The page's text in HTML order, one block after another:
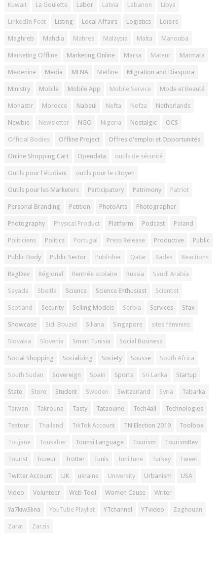
Kuwait La Goulette Labor Latvia Lebanon Libya
LinkedIn Post Listing Local Affairs Logistics Loisirs
Maghreb Mahdia Mahres Malaysia Malta Manouba
Marketing Offline Marketing Online Marsa Mateur Matmata
Medenine Media MENA Metline Migration and Diaspora
Ministry Mobile Mobile App Mobile Service Mode et Beauté
Monastir Morocco Nabeul Nefta Nefza Netherlands
Newbie Newsletter NGO Nigeria Nostalgic OCS
Official Bodies Offline Project Offres d'emploi et Opportunités
Online Shopping Cart Opendata outils de sécurité
Outils pour l'étudiant outils pour le citoyen
Outils pour les Marketers Participatory Patrimony Patriot
Personal Branding Petition PhotoArts Photographer
Photography Physical Product Platform Podcast Poland
Politiciens Politics Portugal Press Release Productive Public
Public Body Public Sector Publisher Qatar Rades Reactions
RegDev Régional Rentrée scolaire Russia Saudi Arabia
Sayada Sbeitla Science Science Enthusiast Scientist
Scotland Security Selling Models Serbia Services Sfax
Showcase Sidi Bouzid Siliana Singapore sites féminins
Slovakia Slovenia Smart Tunisia Social Business
Social Shopping Socializing Society Sousse South Africa
South Sudan Sovereign Spain Sports Sri Lanka Startup
State Store Student Sweden Switzerland Syria Tabarka
Taiwan Takrouna Tasty Tataouine Tech4all Technologies
Testour Thailand TikTok Account TN Election 2019 Toolbox
Toujane Toukaber Tounsi Language Tourism TourismRev
Tourist Tozeur Trotter Tunis TuniTune Turkey Tweet
Twitter Account UK ukraine University Urbanism USA
Video Volunteer Web Tool Women Cause Writer
Ya7kiw3lina YouTube Playlist YTchannel YTvideo Zaghouan
Zarat Zarzis